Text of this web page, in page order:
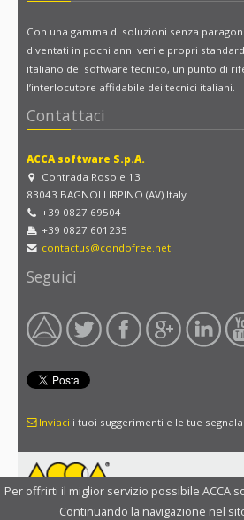
Con una gamma di soluzioni senza
diventati in pochi anni veri e propri
italiano del software tecnico, un punto di
l’interlocutore affidabile dei tecnici italiani.
Contattaci
ACCA software S.p.A.
Contrada Rosole 13
83043 BAGNOLI IRPINO (AV) Italy
+39 0827 69504
+39 0827 601235
contactus@condofree.net
Seguici
Inviaci i tuoi suggerimenti e le tue
Per offrirti il miglior servizio possibile ACCA
Continuando la navigazione nel